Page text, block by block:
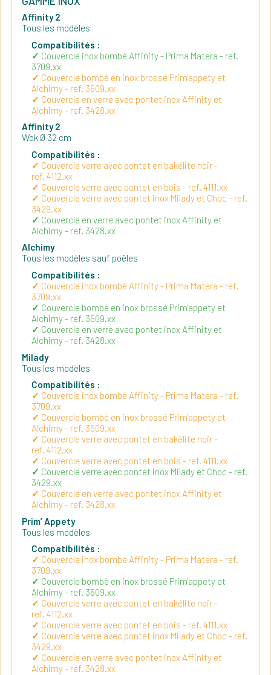
Affinity 2
Tous les modèles
Compatibilités :
Couvercle inox bombé Affinity - Prima Matera - ref.
3709.xx
Couvercle bombé en inox brossé Prim'appety et
Alchimy - ref. 3509.xx
Couvercle en verre avec pontet inox Affinity et
Alchimy - ref. 3428.xx
Affinity 2
Wok Ø 32 cm
Compatibilités :
Couvercle verre avec pontet en bakélite noir -
ref. 4112.xx
Couvercle verre avec pontet en bois - ref. 4111.xx
Couvercle verre avec pontet inox Milady et Choc - ref.
3429.xx
Couvercle en verre avec pontet inox Affinity et
Alchimy - ref. 3428.xx
Alchimy
Tous les modèles sauf poêles
Compatibilités :
Couvercle inox bombé Affinity - Prima Matera - ref.
3709.xx
Couvercle bombé en inox brossé Prim'appety et
Alchimy - ref. 3509.xx
Couvercle en verre avec pontet inox Affinity et
Alchimy - ref. 3428.xx
Milady
Tous les modèles
Compatibilités :
Couvercle inox bombé Affinity - Prima Matera - ref.
3709.xx
Couvercle bombé en inox brossé Prim'appety et
Alchimy - ref. 3509.xx
Couvercle verre avec pontet en bakélite noir -
ref. 4112.xx
Couvercle verre avec pontet en bois - ref. 4111.xx
Couvercle verre avec pontet inox Milady et Choc - ref.
3429.xx
Couvercle en verre avec pontet inox Affinity et
Alchimy - ref. 3428.xx
Prim’ Appety
Tous les modèles
Compatibilités :
Couvercle inox bombé Affinity - Prima Matera - ref.
3709.xx
Couvercle bombé en inox brossé Prim'appety et
Alchimy - ref. 3509.xx
Couvercle verre avec pontet en bakélite noir -
ref. 4112.xx
Couvercle verre avec pontet en bois - ref. 4111.xx
Couvercle verre avec pontet inox Milady et Choc - ref.
3429.xx
Couvercle en verre avec pontet inox Affinity et
Alchimy - ref. 3428.xx